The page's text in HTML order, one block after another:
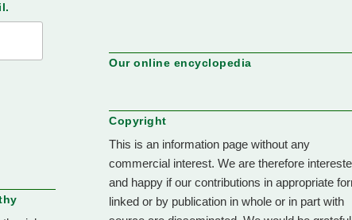
Our online encyclopedia
Copyright
This is an information page without any
commercial interest. We are therefore
and happy if our contributions in appropriate
linked or by publication in whole or in part with